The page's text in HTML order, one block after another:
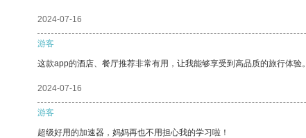
2024-07-16
游客
这款app的酒店、餐厅推荐非常有用，让我能够享受到高品质的旅行体验。
2024-07-16
游客
超级好用的加速器，妈妈再也不用担心我的学习啦！